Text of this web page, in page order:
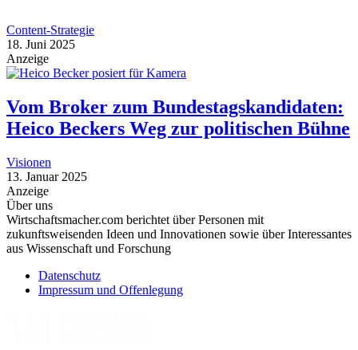
Content-Strategie
18. Juni 2025
Anzeige
Vom Broker zum Bundestagskandidaten:
Heico Beckers Weg zur politischen Bühne
Visionen
13. Januar 2025
Anzeige
Über uns
Wirtschaftsmacher.com berichtet über Personen mit
zukunftsweisenden Ideen und Innovationen sowie über Interessantes
aus Wissenschaft und Forschung
Datenschutz
Impressum und Offenlegung